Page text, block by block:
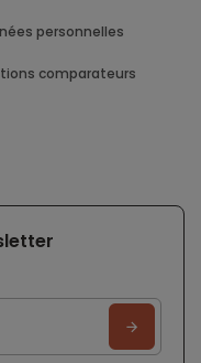
personnelles
comparateurs